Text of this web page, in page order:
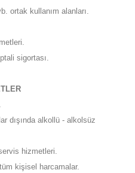
ortak kullanım alanları.
sigortası.
dışında alkollü - alkolsüz
hizmetleri.
kişisel harcamalar.